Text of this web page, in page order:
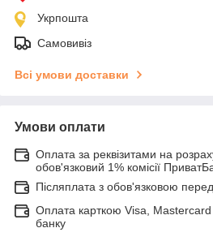
Укрпошта
Самовивіз
Всі умови доставки
Умови оплати
Оплата за реквізитами на
обов'язковий 1% комісії
Післяплата з обов'язковою
Оплата карткою Visa, Mastercard
банку